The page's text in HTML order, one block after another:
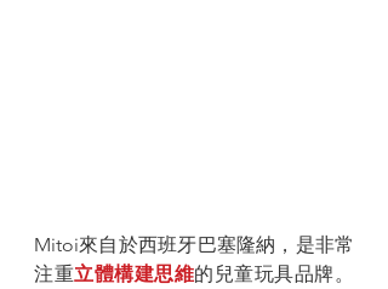
Mitoi來自於西班牙巴塞隆納，是非常
注重立體構建思維的兒童玩具品牌。